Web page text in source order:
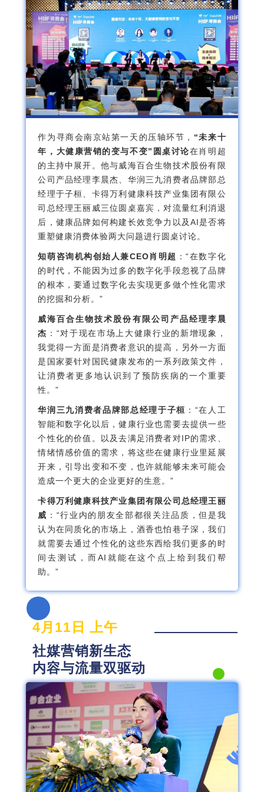
作为寻商会南京站第一天的压轴环节， “未来十
年，大健康营销的变与不变”圆桌讨论在肖明超
的主持中展开。他与威海百合生物技术股份有限
公司产品经理李晨杰、华润三九消费者品牌部总
经理于子桓、卡得万利健康科技产业集团有限公
司总经理王丽威三位圆桌嘉宾，对流量红利消退
后，健康品牌如何构建长效竞争力以及AI是否将
重塑健康消费体验两大问题进行圆桌讨论。
知萌咨询机构创始人兼CEO肖明超 ：“在数字化
的时代，不能因为过多的数字化手段忽视了品牌
的根本，要通过数字化去实现更多做个性化需求
的挖掘和分析。”
威海百合生物技术股份有限公司产品经理李晨
杰 ：“对于现在市场上大健康行业的新增现象，
我觉得一方面是消费者意识的提高，另外一方面
是国家要针对国民健康发布的一系列政策文件，
让消费者更多地认识到了预防疾病的一个重要
性。”
华润三九消费者品牌部总经理于子桓 ：“在人工
智能和数字化以后，健康行业也需要去提供一些
个性化的价值。以及去满足消费者对IP的需求、
情绪情感价值的需求，将这些在健康行业里延展
开来，引导出变和不变，也许就能够未来可能会
造成一个更大的企业更好的生意。”
卡得万利健康科技产业集团有限公司总经理王丽
威 ：“行业内的朋友全部都很关注品质，但是我
认为在同质化的市场上，酒香也怕巷子深，我们
就需要去通过个性化的这些东西给我们更多的时
间去测试，而AI就能在这个点上给到我们帮
助。”
4月11日 上午
社媒营销新生态
内容与流量双驱动